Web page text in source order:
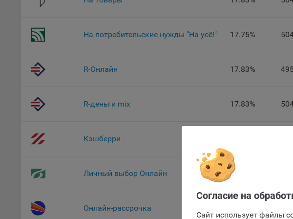
Согласие на
Сайт использует файлы
уведомлял пользователя
9.2. Функциональные файлы
пользователя, в том числе
предотвращения
9.3. Файлы cookie
предпочтениях и
9.4. Аналитические файлы
Данные файлы cookie
использовал сайты, и
Аналитические файлы cookie
посещаются чаще всего,
На потребительские нужды "На усё!" 17.75%
R-Онлайн 17.83%
R-деньги mix 17.83%
Кэшберри
Личный выбор Онлайн 16.91%
Онлайн-рассрочка
Оформление заявки